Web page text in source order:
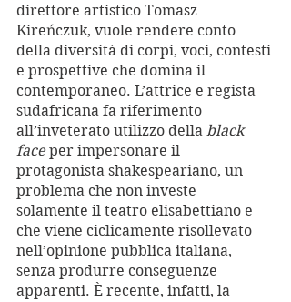
direttore artistico Tomasz
Kireńczuk, vuole rendere conto
della diversità di corpi, voci, contesti
e prospettive che domina il
contemporaneo. L’attrice e regista
sudafricana fa riferimento
all’inveterato utilizzo della black
face per impersonare il
protagonista shakespeariano, un
problema che non investe
solamente il teatro elisabettiano e
che viene ciclicamente risollevato
nell’opinione pubblica italiana,
senza produrre conseguenze
apparenti. È recente, infatti, la